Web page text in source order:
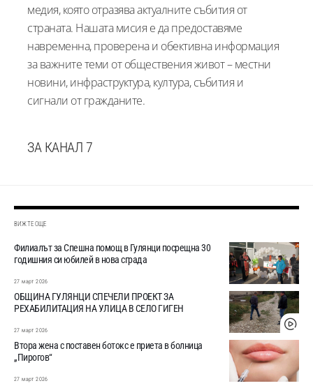
медия, която отразява актуалните събития от
страната. Нашата мисия е да предоставяме
навременна, проверена и обективна информация
за важните теми от обществения живот – местни
новини, инфраструктура, култура, събития и
сигнали от гражданите.
ЗА КАНАЛ 7
ВИЖТЕ ОЩЕ
Филиалът за Спешна помощ в Гулянци посрещна 30
годишния си юбилей в нова сграда
27 март 2026
ОБЩИНА ГУЛЯНЦИ СПЕЧЕЛИ ПРОЕКТ ЗА
РЕХАБИЛИТАЦИЯ НА УЛИЦА В СЕЛО ГИГЕН
27 март 2026
Втора жена с поставен ботокс е приета в болница
„Пирогов“
27 март 2026